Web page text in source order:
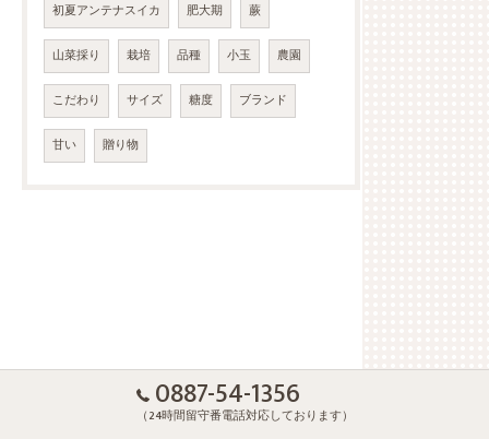
初夏アンテナスイカ 肥大期 蕨
山菜採り 栽培 品種 小玉 農園
こだわり サイズ 糖度 ブランド
甘い 贈り物
0887-54-1356
（24時間留守番電話対応しております）